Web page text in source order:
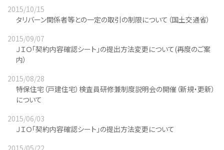
2015/10/15
タリバーン関係者等との一定の取引の制限について（国土交通省）
2015/09/07
ＪＩＯ「契約内容確認シート」の提出方法変更について(再度のご案
内）
2015/08/28
特保住宅（戸建住宅）検査員研修兼制度説明会の開催（新規・更新）
について
2015/06/03
ＪＩＯ「契約内容確認シート」の提出方法変更について
2015/05/22